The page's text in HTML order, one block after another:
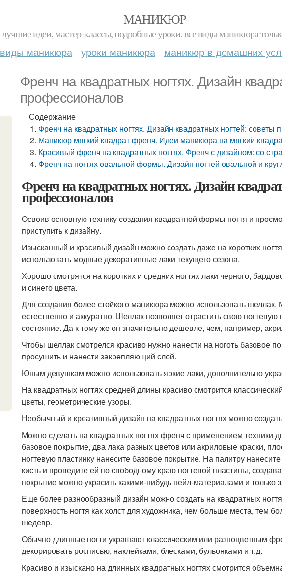
МАНИКЮР
лучшие идеи, мастер-классы, подробные уроки. все виды маникюра
виды маникюра уроки маникюра маникюр в домашних
Френч на квадратных ногтях. Дизайн
профессионалов
Содержание
Френч на квадратных ногтях. Дизайн квадратных ногтей: советы
Маникюр мягкий квадрат френч. Идеи маникюра на мягкий
Красивый френч на квадратных ногтях. Френч с дизайном: со
Френч на ногтях овальной формы. Дизайн ногтей овальной и
Френч на квадратных ногтях. Дизайн
профессионалов
Освоив основную технику создания квадратной формы ногтя и
приступить к дизайну.
Изысканный и красивый дизайн можно создать даже на коротких
использовать модные декоративные лаки текущего сезона.
Хорошо смотрятся на коротких и средних ногтях лаки черного,
и синего цвета.
Для создания более стойкого маникюра можно использовать
естественно и аккуратно. Шеллак позволяет отрастить свою
состояние. Да к тому же он значительно дешевле, чем, например,
Чтобы шеллак смотрелся красиво нужно нанести на ноготь базовое
просушить и нанести закрепляющий слой.
Юным девушкам можно использовать яркие лаки, дополнительно
На квадратных ногтях средней длины красиво смотрится
цветы, геометрические узоры.
Необычный и креативный дизайн на квадратных ногтях можно
Можно сделать на квадратных ногтях френч с применением техники
базовое покрытие, два лака разных цветов или акриловые краски,
ногтевую пластинку нанесите базовое покрытие. На палитру
кисть и проведите ей по свободному краю ногтевой пластины,
покрытие можно украсить какими-нибудь нейл-материалами и только
Еще более разнообразный дизайн можно создать на квадратных
поверхность ногтя как холст для художника, чем больше места, тем
шедевр.
Обычно длинные ногти украшают классическим или разноцветным
декорировать росписью, наклейками, блесками, бульонками и т.д.
Красиво и изыскано на длинных квадратных ногтях смотрится